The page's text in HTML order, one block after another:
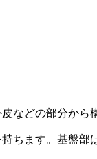
などの部分か
ちます。基盤